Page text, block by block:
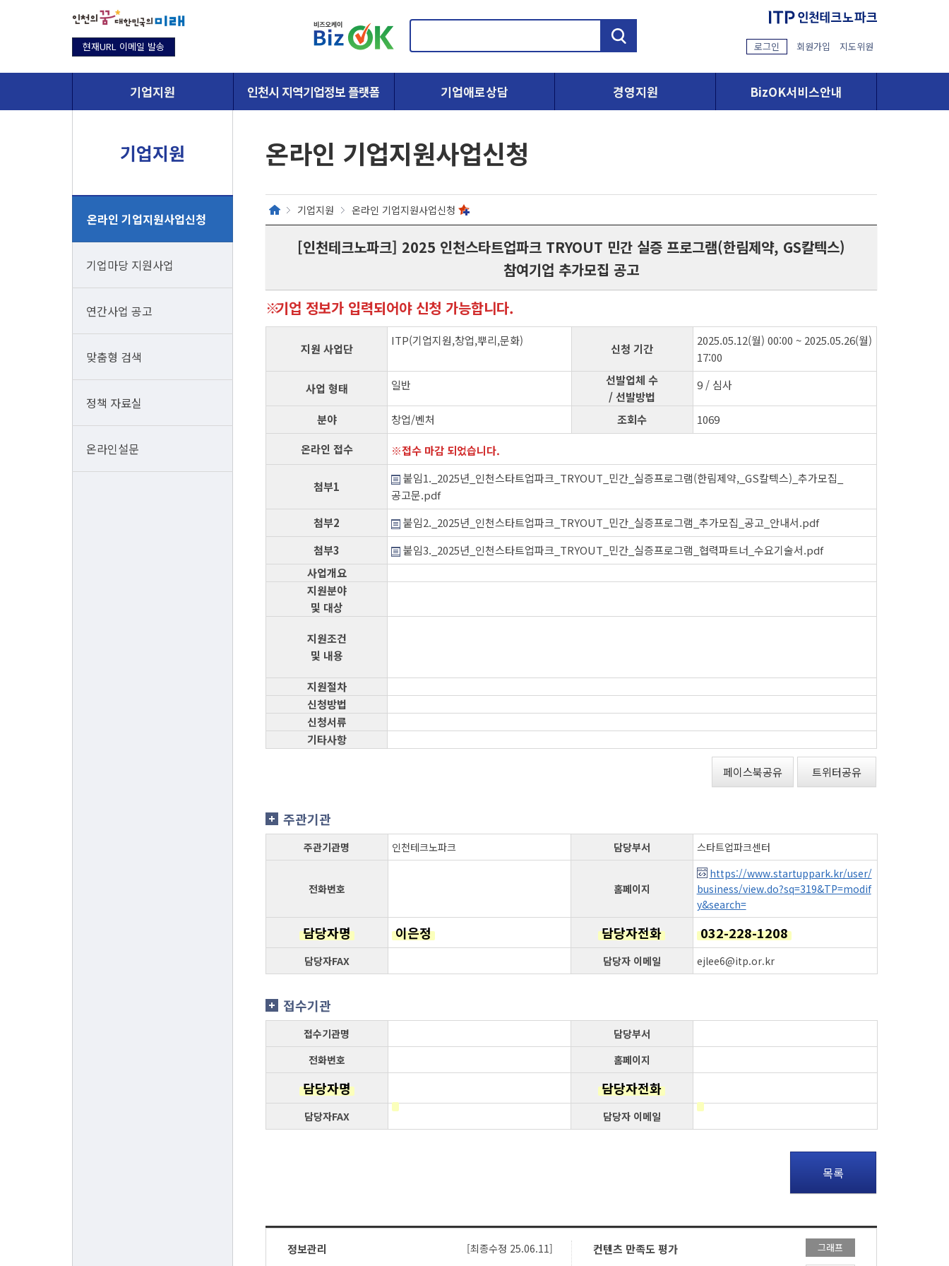
검
현재URL 이메일 발송
기업지원 인천시 지역기업정보 플랫폼 기업애로상담 경영지원 BizOK서비스안내
로그인 회원가입 지도위원
기업지원
온라인 기업지원사업신청
기업마당 지원사업
연간사업 공고
맞춤형 검색
정책 자료실
온라인설문
온라인 기업지원사업신청
기업지원 온라인 기업지원사업신청
[인천테크노파크] 2025 인천스타트업파크 TRYOUT 민간 실증 프로그램(한림제약, GS칼텍스)
참여기업 추가모집 공고
기업 정보가 입력되어야 신청 가능합니다.
지원 사업단
ITP(기업지원,창업,뿌리,문화)
신청 기간
2025.05.12(월) 00:00 ~ 2025.05.26(월)
17:00
사업 형태 일반
선발업체 수
/ 선발방법
9 / 심사
분야 창업/벤처 조회수
1069
온라인 접수
접수 마감 되었습니다.
첨부1
붙임1._2025년_인천스타트업파크_TRYOUT_민간_실증프로그램(한림제약,_GS칼텍스)_추가모집_
공고문.pdf
첨부2
붙임2._2025년_인천스타트업파크_TRYOUT_민간_실증프로그램_추가모집_공고_안내서.pdf
첨부3
붙임3._2025년_인천스타트업파크_TRYOUT_민간_실증프로그램_협력파트너_수요기술서.pdf
사업개요
지원분야
및 대상
지원조건
및 내용
지원절차
신청방법
신청서류
기타사항
페이스북공유 트위터공유
주관기관
주관기관명 인천테크노파크 담당부서 스타트업파크센터
전화번호 홈페이지
https://www.startuppark.kr/user/
business/view.do?sq=319&TP=modif
y&search=
담당자명 이은정 담당자전화 032-228-1208
담당자FAX 담당자 이메일 ejlee6@itp.or.kr
접수기관
접수기관명
담당부서
전화번호
홈페이지
담당자명 담당자전화
담당자FAX 담당자 이메일
목록
정보관리
[최종수정 25.06.11]
컨텐츠 만족도 평가 그래프